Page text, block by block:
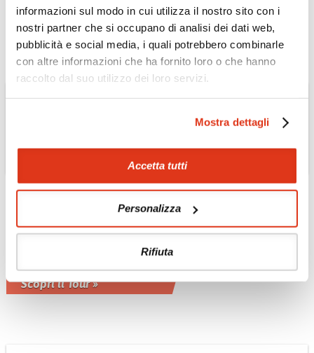
informazioni sul modo in cui utilizza il nostro sito con i
nostri partner che si occupano di analisi dei dati web,
pubblicità e social media, i quali potrebbero combinarle
con altre informazioni che ha fornito loro o che hanno
raccolto dal suo utilizzo dei loro servizi.
Mostra dettagli
Accetta tutti
Personalizza
Rifiuta
Scopri il Tour »
Musandam: la Norvegia
d'Arabia Tour
Possibile estensione tour 3 giorni - 2
Scopri il Tour »